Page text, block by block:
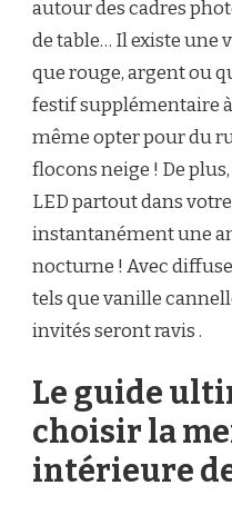
autour des cadres
de table… Il existe une
que rouge, argent ou
festif supplémentaire
même opter pour du
flocons neige ! De
LED partout dans
instantanément une
nocturne ! Avec
tels que vanille
invités seront ravis .
Le guide
choisir la
intérieure